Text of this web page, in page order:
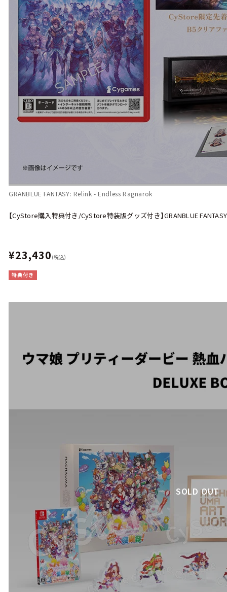
GRANBLUE FANTASY: Relink - Endless Ragnarok
【CyStore購入特典付き/CyStore特装版グッズ付き】GRANBLUE
¥23,430 (税込)
特典付き
SOLD OUT